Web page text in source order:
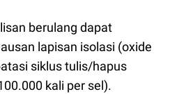
berulang dapat
lapisan isolasi (oxide
siklus tulis/hapus
kali per sel).